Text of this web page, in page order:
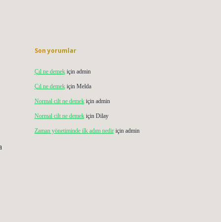
Son yorumlar
Çıl ne demekiçin admin
Çıl ne demekiçin Melda
Normal cilt ne demekiçin admin
Normal cilt ne demekiçin Dilay
Zaman yönetiminde ilk adım nediriçin admin